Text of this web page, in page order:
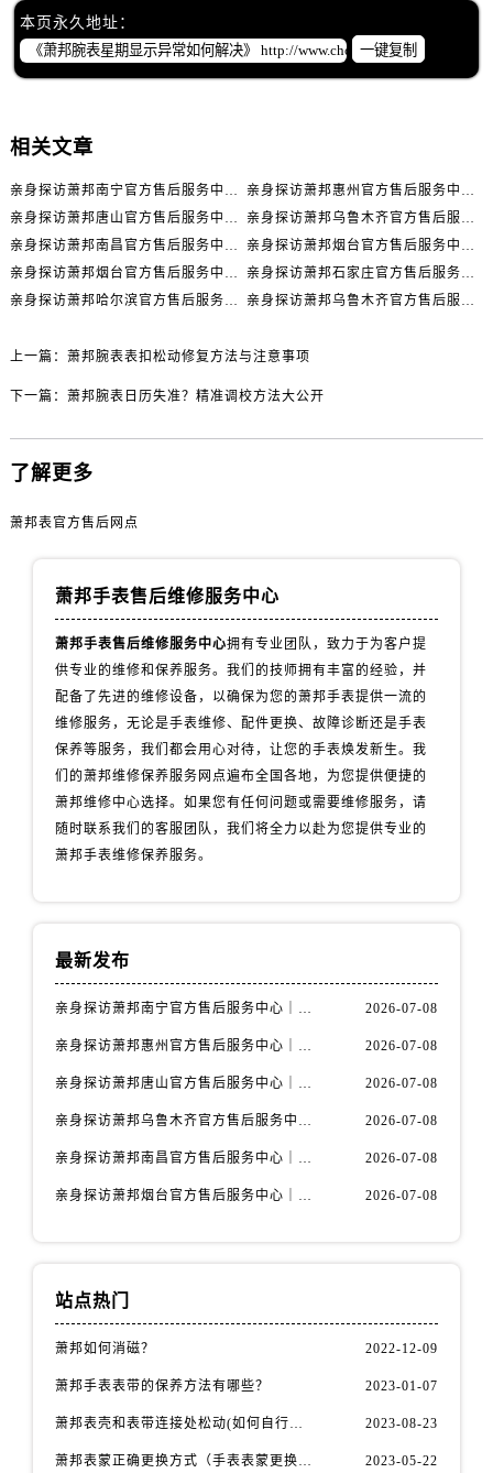
内蒙古自治区乌兰察布市集宁区恩和大街萧邦售后服务中心（需提前预约）
内蒙古自治区锡林郭勒盟市锡林浩特市光明街与额尔敦路交叉口萧邦售后服务中心（需提前预约）
内蒙古自治区兴安盟市乌兰浩特市兴安大街萧邦售后服务中心（需提前预约）
山西省朔州市朔城区怡西路与鄯阳西街交汇处萧邦售后服务中心（需提前预约）
山西省长治市潞州区英雄中路萧邦售后服务中心（需提前预约）
天津市和平区赤峰道136号天津国际金融中心26层2603室萧邦售后服务中心（需提前预约）
安徽省黄山市屯溪区黄山西路萧邦售后服务中心（需提前预约）
福建省三明市三元区东乾二路萧邦售后服务中心（需提前预约）
江苏省泰州市海陵区永定东路399号置地商务中心东塔（华润万象城）17层1706室萧邦售后服务中心（需提前预约）
本页永久地址：
一键复制
相关文章
亲身探访萧邦南宁官方售后服务中心｜网点地址与电话（2026年7月最新）
亲身探访萧邦惠州官方售后服务中心｜网点地址及热线（2026年7月最新）
亲身探访萧邦唐山官方售后服务中心｜全新地址及服务热线（2026年7月最新）
亲身探访萧邦乌鲁木齐官方售后服务中心｜网点地址与服务热线（2026年7月最新）
亲身探访萧邦南昌官方售后服务中心｜详细地址及客服热线（2026年7月最新）
亲身探访萧邦烟台官方售后服务中心｜全新官方服务电话与地址（2026年7月最新）
亲身探访萧邦烟台官方售后服务中心｜全部地址与客服热线（2026年7月最新）
亲身探访萧邦石家庄官方售后服务中心｜服务热线及办公地址（2026年7月最新）
亲身探访萧邦哈尔滨官方售后服务中心｜全新地址及服务热线（2026年7月最新）
亲身探访萧邦乌鲁木齐官方售后服务中心｜服务热线及办公地址（2026年7月最新）
上一篇： 萧邦腕表表扣松动修复方法与注意事项
下一篇： 萧邦腕表日历失准？精准调校方法大公开
了解更多
萧邦表官方售后网点
萧邦手表售后维修服务中心
萧邦手表售后维修服务中心拥有专业团队，致力于为客户提
供专业的维修和保养服务。我们的技师拥有丰富的经验，并
配备了先进的维修设备，以确保为您的萧邦手表提供一流的
维修服务，无论是手表维修、配件更换、故障诊断还是手表
保养等服务，我们都会用心对待，让您的手表焕发新生。我
们的萧邦维修保养服务网点遍布全国各地，为您提供便捷的
萧邦维修中心选择。如果您有任何问题或需要维修服务，请
随时联系我们的客服团队，我们将全力以赴为您提供专业的
萧邦手表维修保养服务。
最新发布
亲身探访萧邦南宁官方售后服务中心｜网点地址与电话（2026年7月最新） 2026-07-08
亲身探访萧邦惠州官方售后服务中心｜网点地址及热线（2026年7月最新） 2026-07-08
亲身探访萧邦唐山官方售后服务中心｜全新地址及服务热线（2026年7月最新） 2026-07-08
亲身探访萧邦乌鲁木齐官方售后服务中心｜网点地址与服务热线（2026年7月最新） 2026-07-08
亲身探访萧邦南昌官方售后服务中心｜详细地址及客服热线（2026年7月最新） 2026-07-08
亲身探访萧邦烟台官方售后服务中心｜全新官方服务电话与地址（2026年7月最新） 2026-07-08
站点热门
萧邦如何消磁？ 2022-12-09
萧邦手表表带的保养方法有哪些？ 2023-01-07
萧邦表壳和表带连接处松动(如何自行修复) 2023-08-23
萧邦表蒙正确更换方式（手表表蒙更换知识） 2023-05-22